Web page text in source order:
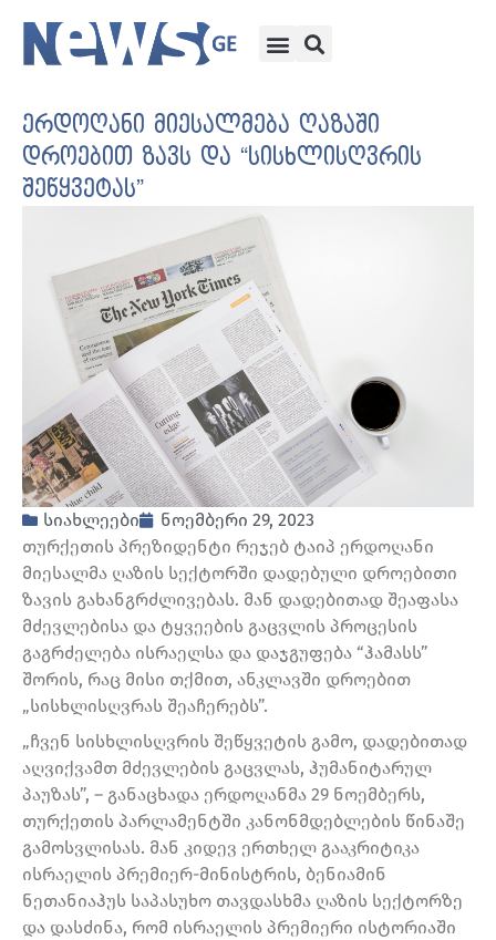
ერდოღანი მიესალმება ღაზაში
დროებით ზავს და “სისხლისღვრის
შეწყვეტას”
სიახლეები
ნოემბერი 29, 2023
თურქეთის პრეზიდენტი რეჯებ ტაიპ ერდოღანი
მიესალმა ღაზის სექტორში დადებული დროებითი
ზავის გახანგრძლივებას. მან დადებითად შეაფასა
მძევლებისა და ტყვეების გაცვლის პროცესის
გაგრძელება ისრაელსა და დაჯგუფება “ჰამასს”
შორის, რაც მისი თქმით, ანკლავში დროებით
„სისხლისღვრას შეაჩერებს”.
„ჩვენ სისხლისღვრის შეწყვეტის გამო, დადებითად
აღვიქვამთ მძევლების გაცვლას, ჰუმანიტარულ
პაუზას”, – განაცხადა ერდოღანმა 29 ნოემბერს,
თურქეთის პარლამენტში კანონმდებლების წინაშე
გამოსვლისას. მან კიდევ ერთხელ გააკრიტიკა
ისრაელის პრემიერ-მინისტრის, ბენიამინ
ნეთანიაჰუს საპასუხო თავდასხმა ღაზის სექტორზე
და დასძინა, რომ ისრაელის პრემიერი ისტორიაში